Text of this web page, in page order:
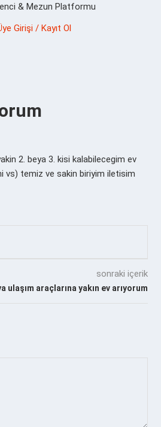
& Mezun Platformu
Girişi / Kayıt Ol
2. beya 3. kisi kalabilecegim ev
vs) temiz ve sakin biriyim iletisim
sonraki içerik
ulaşım araçlarına yakın ev arıyorum